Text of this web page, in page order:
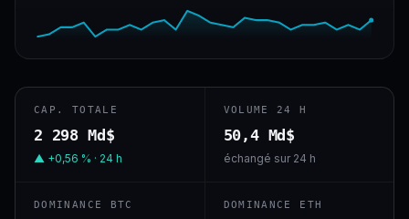
CAP. TOTALE
2 298 Md$
▲ +0,56 % · 24 h
VOLUME 24 H
50,4 Md$
échangé sur 24 h
DOMINANCE BTC DOMINANCE ETH